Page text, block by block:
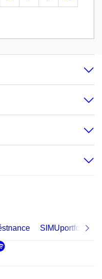
SIMUportfolio
Spotify